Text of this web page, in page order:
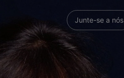
Junte-se a nós